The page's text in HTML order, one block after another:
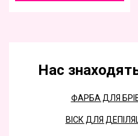
Нас
ФАРБА ДЛЯ
ВІСК ДЛЯ